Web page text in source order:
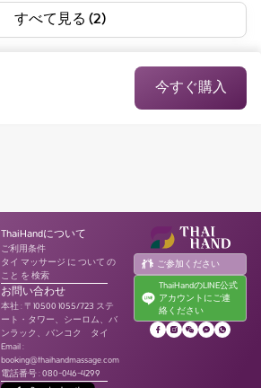
すべて見る (2)
今すぐ購入
ThaiHandについて
ご利用条件
タイ マッサージ に ついて の
こと を 検索
お問い合わせ
本社:〒10500 1055/723 ステ
ート・タワー、シーロム、バ
ンラック、バンコク タイ
Email :
booking@thaihandmassage.com
電話番号:080-046-4299
ご参加ください
ThaiHandのLINE公式
アカウントにご連
絡ください